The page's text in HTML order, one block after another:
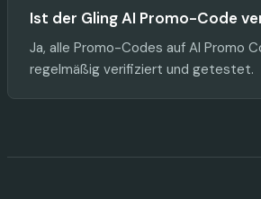
Ist der Gling AI Promo-Code
Ja, alle Promo-Codes auf AI Promo
regelmäßig verifiziert und getestet.